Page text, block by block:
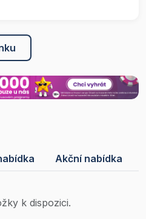
Akční nabídka
k dispozici.